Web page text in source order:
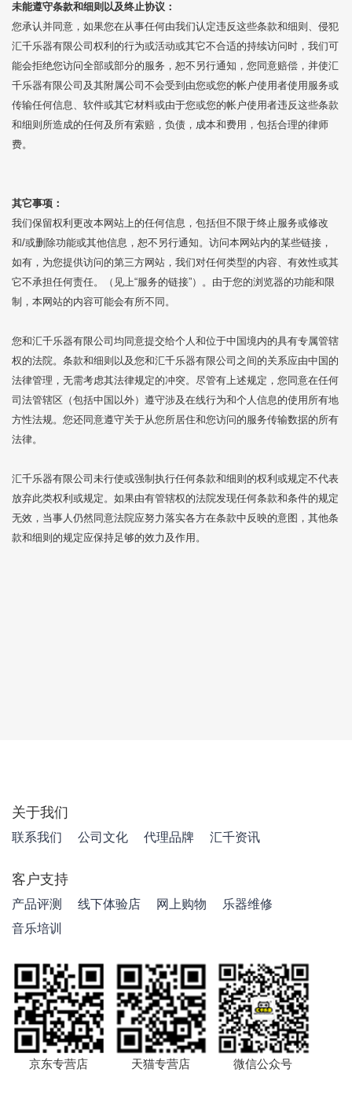
未能遵守条款和细则以及终止协议：
您承认并同意，如果您在从事任何由我们认定违反这些条款和细则、侵犯
汇千乐器有限公司权利的行为或活动或其它不合适的持续访问时，我们可
能会拒绝您访问全部或部分的服务，恕不另行通知，您同意赔偿，并使汇
千乐器有限公司及其附属公司不会受到由您或您的帐户使用者使用服务或
传输任何信息、软件或其它材料或由于您或您的帐户使用者违反这些条款
和细则所造成的任何及所有索赔，负债，成本和费用，包括合理的律师
费。
其它事项：
我们保留权利更改本网站上的任何信息，包括但不限于终止服务或修改
和/或删除功能或其他信息，恕不另行通知。访问本网站内的某些链接，
如有，为您提供访问的第三方网站，我们对任何类型的内容、有效性或其
它不承担任何责任。（见上“服务的链接”）。由于您的浏览器的功能和限
制，本网站的内容可能会有所不同。
您和汇千乐器有限公司均同意提交给个人和位于中国境内的具有专属管辖
权的法院。条款和细则以及您和汇千乐器有限公司之间的关系应由中国的
法律管理，无需考虑其法律规定的冲突。尽管有上述规定，您同意在任何
司法管辖区（包括中国以外）遵守涉及在线行为和个人信息的使用所有地
方性法规。您还同意遵守关于从您所居住和您访问的服务传输数据的所有
法律。
汇千乐器有限公司未行使或强制执行任何条款和细则的权利或规定不代表
放弃此类权利或规定。如果由有管辖权的法院发现任何条款和条件的规定
无效，当事人仍然同意法院应努力落实各方在条款中反映的意图，其他条
款和细则的规定应保持足够的效力及作用。
关于我们
联系我们 公司文化 代理品牌 汇千资讯
客户支持
产品评测 线下体验店 网上购物
乐器维修
音乐培训
京东专营店 天猫专营店 微信公众号